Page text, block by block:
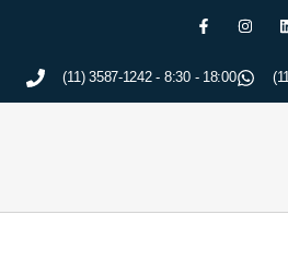
(11) 3587-1242 - 8:30 - 18:00